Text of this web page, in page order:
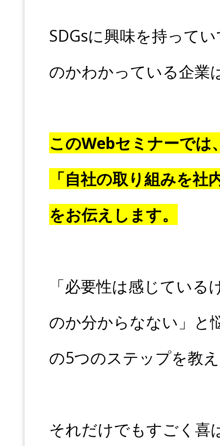
SDGsに興味を持って
のかわかっている企業
このWebセミナーでは
「自社の取り組みを
をお伝えします。
「必要性は感じてい
のか分からなない」と
の5つのステップを教
それだけでもすごく喜